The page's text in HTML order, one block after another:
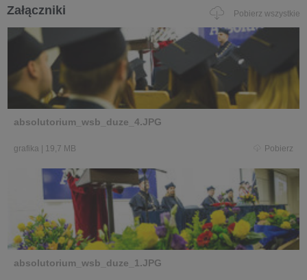
Załączniki Pobierz wszystkie
absolutorium_wsb_duze_4.JPG
grafika 19,7 MB Pobierz
absolutorium_wsb_duze_1.JPG